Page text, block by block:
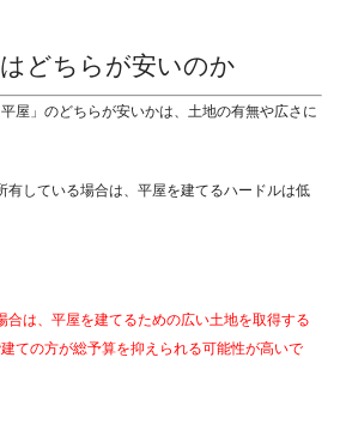
どちらが安いのか
平屋」のどちらが安いかは、土地の有無や広さに
有している場合は、平屋を建てるハードルは低
合は、平屋を建てるための広い土地を取得する
ての方が総予算を抑えられる可能性が高いで